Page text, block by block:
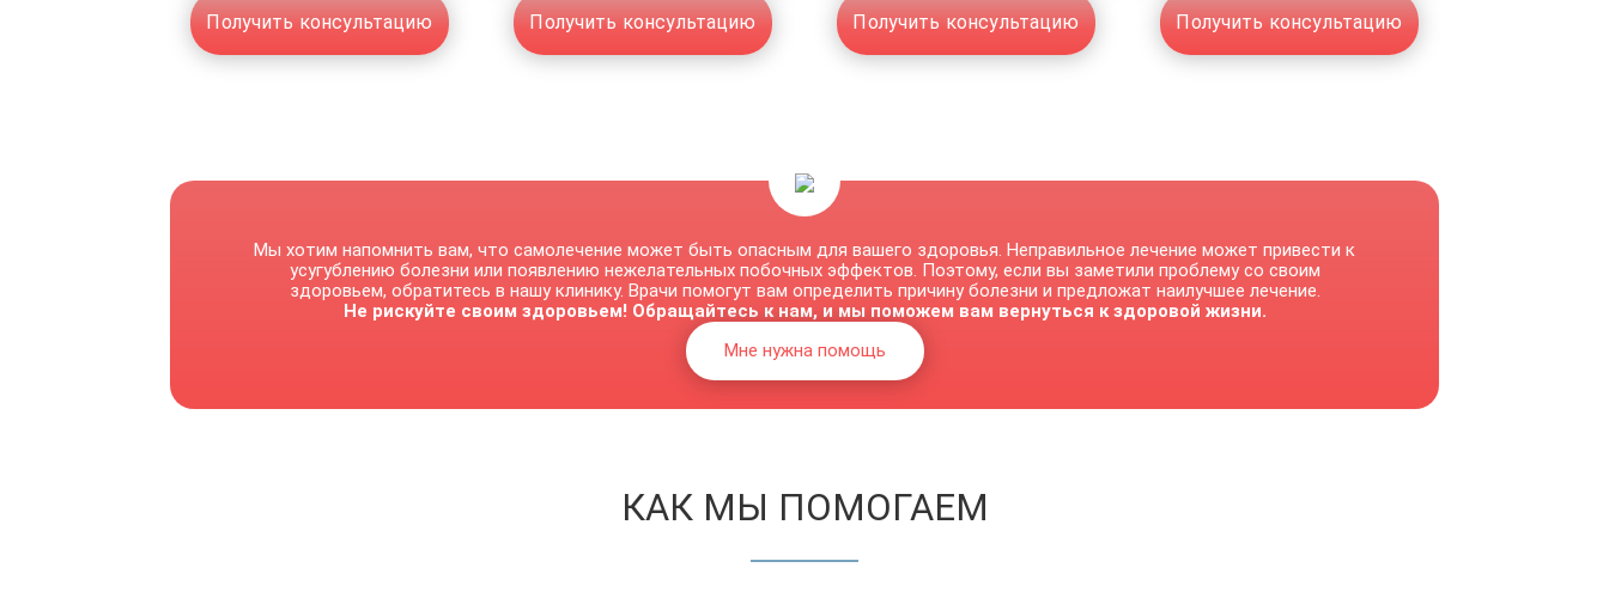
Получить консультацию Получить консультацию Получить консультацию Получить консультацию
Мы хотим напомнить вам, что самолечение может быть опасным для вашего здоровья. Неправильное лечение может привести к
усугублению болезни или появлению нежелательных побочных эффектов. Поэтому, если вы заметили проблему со своим
здоровьем, обратитесь в нашу клинику. Врачи помогут вам определить причину болезни и предложат наилучшее лечение.
Не рискуйте своим здоровьем! Обращайтесь к нам, и мы поможем вам вернуться к здоровой жизни.
Мне нужна помощь
КАК МЫ ПОМОГАЕМ